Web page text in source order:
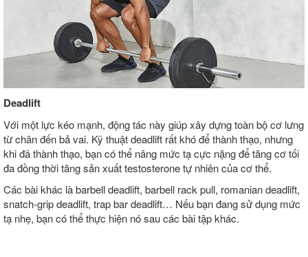
Deadlift
Với một lực kéo mạnh, động tác này giúp xây dựng toàn bộ cơ lưng
từ chân đến bả vai. Kỹ thuật deadlift rất khó để thành thạo, nhưng
khi đã thành thạo, bạn có thể nâng mức tạ cực nặng để tăng cơ tối
đa đồng thời tăng sản xuất testosterone tự nhiên của cơ thể.
Các bài khác là barbell deadlift, barbell rack pull, romanian deadlift,
snatch-grip deadlift, trap bar deadlift… Nếu bạn đang sử dụng mức
tạ nhẹ, bạn có thể thực hiện nó sau các bài tập khác.